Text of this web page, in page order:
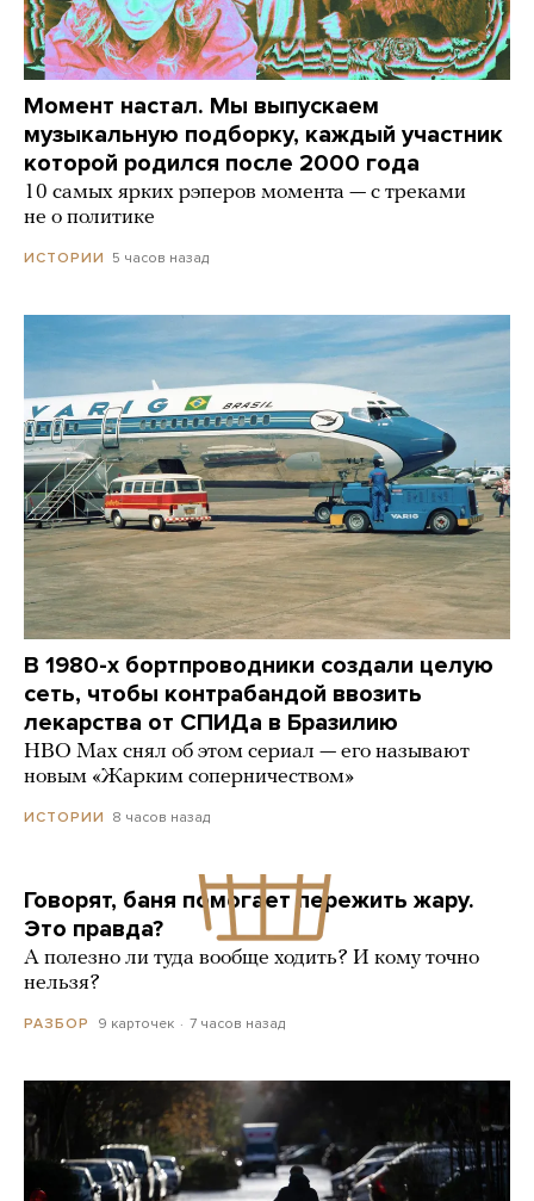
Момент настал. Мы выпускаем
музыкальную подборку, каждый участник
которой родился после 2000 года
10 самых ярких рэперов момента — с треками
не о политике
ИСТОРИИ 5 часов назад
В 1980-х бортпроводники создали целую
сеть, чтобы контрабандой ввозить
лекарства от СПИДа в Бразилию
HBO Max снял об этом сериал — его называют
новым «Жарким соперничеством»
ИСТОРИИ 8 часов назад
Говорят, баня помогает пережить жару.
Это правда?
А полезно ли туда вообще ходить? И кому точно
нельзя?
РАЗБОР 9 карточек 7 часов назад